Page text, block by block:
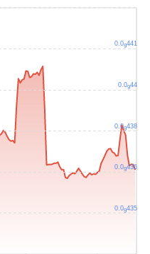
0.09435
0.09436
0.09438
0.0944
0.09441